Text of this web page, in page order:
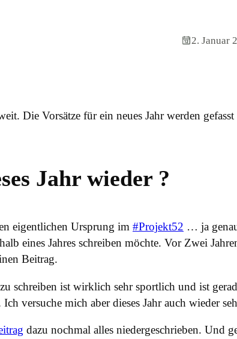
2. Januar
Die Vorsätze für ein neues Jahr werden
Jahr wieder ?
eigentlichen Ursprung im #Projekt52 … ja
eines Jahres schreiben möchte. Vor Zwei
Beitrag.
schreiben ist wirklich sehr sportlich und ist
versuche mich aber dieses Jahr auch wieder
dazu nochmal alles niedergeschrieben. Und